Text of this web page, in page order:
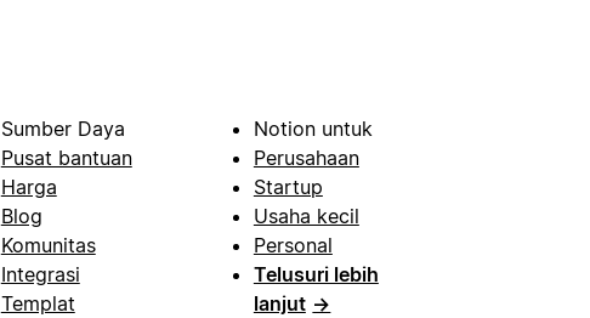
Sumber Daya
Pusat bantuan
Harga
Blog
Komunitas
Integrasi
Templat
Notion untuk
Perusahaan
Startup
Usaha kecil
Personal
Telusuri lebih
lanjut →